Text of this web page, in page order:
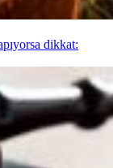
dikkat: